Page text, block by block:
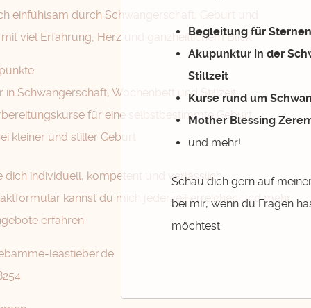
einfühlsam durch Schwangerschaft, Geburt und
viel Erfahrung, Herz und ganzheitlichem Blick.
in Schwangerschaft, Wochenbett und Stillzeit
für eine selbstbestimmte Geburt
kleiner und stiller Geburt
dich individuell, kompetent und verlässlich.
kannst du mich jederzeit erreichen und mehr
erfahren.
leastieber.de
Begleitung für
Akupunktur in der
Stillzeit
Kurse rund um
Mother Blessing
und mehr!
Schau dich gern auf
bei mir, wenn du Fragen
möchtest.